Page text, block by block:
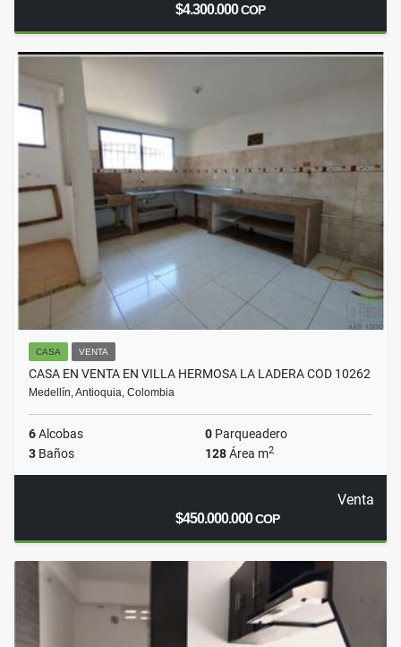
$4.300.000COP
CASA VENTA
CASA EN VENTA EN VILLA HERMOSA LA LADERA COD 10262
Medellín, Antioquia, Colombia
6Alcobas 0 Parqueadero
3 Baños 128Área m2
Venta
$450.000.000COP